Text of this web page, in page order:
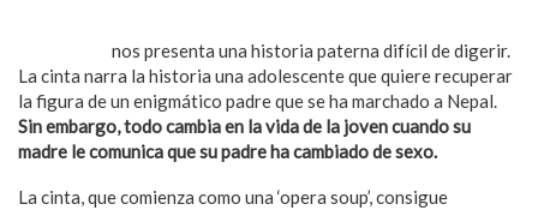
nos presenta una historia paterna difícil de digerir.
La cinta narra la historia una adolescente que quiere recuperar
la figura de un enigmático padre que se ha marchado a Nepal.
Sin embargo, todo cambia en la vida de la joven cuando su
madre le comunica que su padre ha cambiado de sexo.
La cinta, que comienza como una ‘opera soup’, consigue